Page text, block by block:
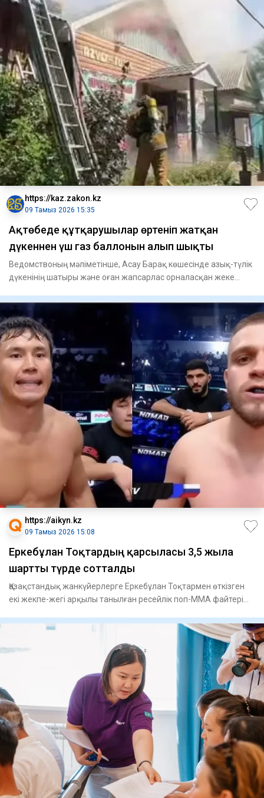
https://kaz.zakon.kz
09 Тамыз 2026 15:35
Ақтөбеде құтқарушылар өртеніп жатқан
дүкеннен үш газ баллонын алып шықты
Ведомствоның мәліметінше, Асау Барақ көшесінде азық-түлік
дүкенінің шатыры және оған жапсарлас орналасқан жеке
https://aikyn.kz
09 Тамыз 2026 15:08
Еркебұлан Тоқтардың қарсыласы 3,5 жылға
шартты түрде сотталды
Қазақстандық жанкүйерлерге Еркебұлан Тоқтармен өткізген
екі жекпе-жегі арқылы танылған ресейлік поп-ММА файтері